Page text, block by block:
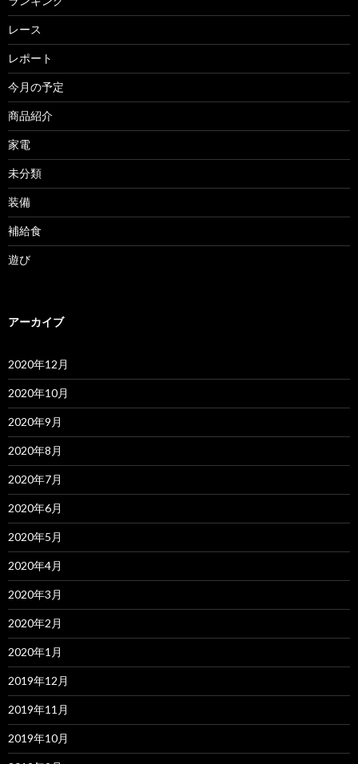
レース
レポート
今月の予定
商品紹介
家電
未分類
装備
補給食
遊び
アーカイブ
2020年12月
2020年10月
2020年9月
2020年8月
2020年7月
2020年6月
2020年5月
2020年4月
2020年3月
2020年2月
2020年1月
2019年12月
2019年11月
2019年10月